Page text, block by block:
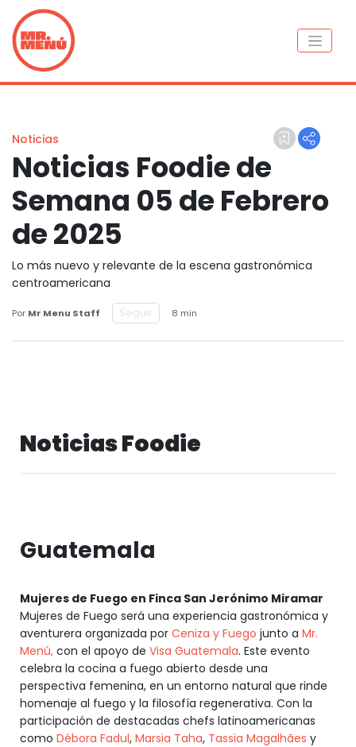
Noticias
Noticias Foodie de
Semana 05 de Febrero
de 2025
Lo más nuevo y relevante de la escena gastronómica
centroamericana
Por Mr Menu Staff Seguir 8 min
Noticias Foodie
Guatemala
Mujeres de Fuego en Finca San Jerónimo Miramar
Mujeres de Fuego será una experiencia gastronómica y
aventurera organizada por Ceniza y Fuego junto a Mr.
Menú, con el apoyo de Visa Guatemala. Este evento
celebra la cocina a fuego abierto desde una
perspectiva femenina, en un entorno natural que rinde
homenaje al fuego y la filosofía regenerativa. Con la
participación de destacadas chefs latinoamericanas
como Débora Fadul, Marsia Taha, Tassia Magalhães y